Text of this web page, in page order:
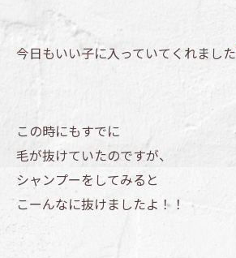
今日もいい子に入っていてくれました
この時にもすでに
毛が抜けていたのですが、
シャンプーをしてみると
こーんなに抜けましたよ！！